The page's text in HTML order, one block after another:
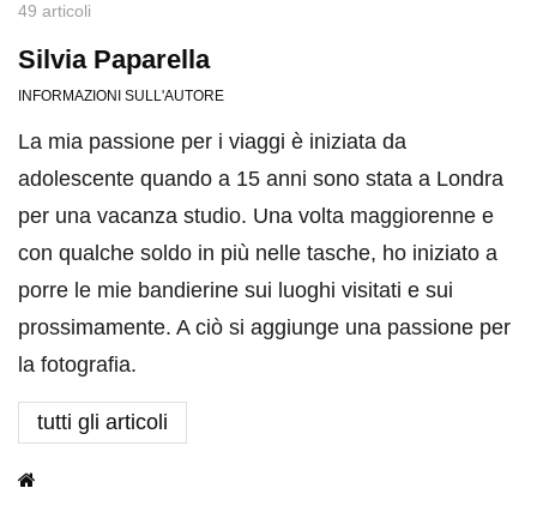
49 articoli
Silvia Paparella
INFORMAZIONI SULL'AUTORE
La mia passione per i viaggi è iniziata da
adolescente quando a 15 anni sono stata a Londra
per una vacanza studio. Una volta maggiorenne e
con qualche soldo in più nelle tasche, ho iniziato a
porre le mie bandierine sui luoghi visitati e sui
prossimamente. A ciò si aggiunge una passione per
la fotografia.
tutti gli articoli